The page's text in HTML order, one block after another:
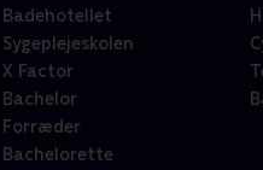
Badehotellet
Sygeplejeskolen
X Factor
Bachelor
Forræder
Bachelorette